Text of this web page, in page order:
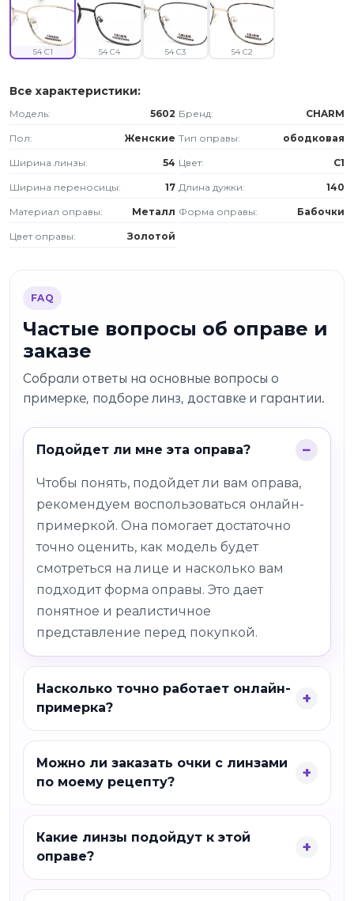
54 C1 54 C4 54 C3 54 C2
Все характеристики:
Модель: 5602 Бренд: CHARM
Пол: Женские Тип оправы: ободковая
Ширина линзы: 54 Цвет: C1
Ширина переносицы: 17 Длина дужки: 140
Материал оправы: Металл Форма оправы: Бабочки
Цвет оправы: Золотой
FAQ
Частые вопросы об оправе и
заказе
Собрали ответы на основные вопросы о
примерке, подборе линз, доставке и гарантии.
Подойдет ли мне эта оправа?
Чтобы понять, подойдет ли вам оправа,
рекомендуем воспользоваться онлайн-
примеркой. Она помогает достаточно
точно оценить, как модель будет
смотреться на лице и насколько вам
подходит форма оправы. Это дает
понятное и реалистичное
представление перед покупкой.
Насколько точно работает онлайн-
примерка?
Можно ли заказать очки с линзами
по моему рецепту?
Какие линзы подойдут к этой
оправе?